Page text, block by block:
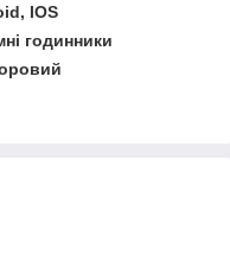
IOS
годинники